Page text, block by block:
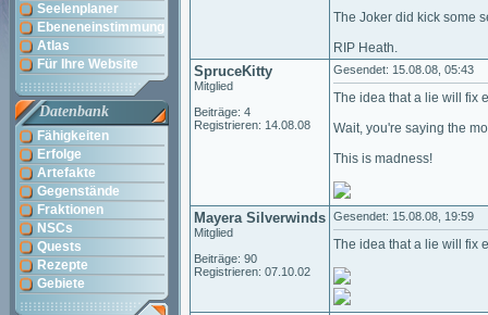
Seelenplaner
Ebeneneinstimmung
Atlas
Für Ihre Website
Datenbank
Fähigkeiten
Erfolge
Artefakte
Gegenstände
Fraktionen
NSCs
Quests
Rezepte
Gebiete
The Joker did kick some
RIP Heath.
SpruceKitty
Mitglied
Beiträge: 4
Registrieren: 14.08.08
Gesendet: 15.08.08, 05:43
The idea that a lie will fix
Wait, you're saying the
This is madness!
Mayera Silverwinds
Mitglied
Beiträge: 90
Registrieren: 07.10.02
Gesendet: 15.08.08, 19:59
The idea that a lie will fix